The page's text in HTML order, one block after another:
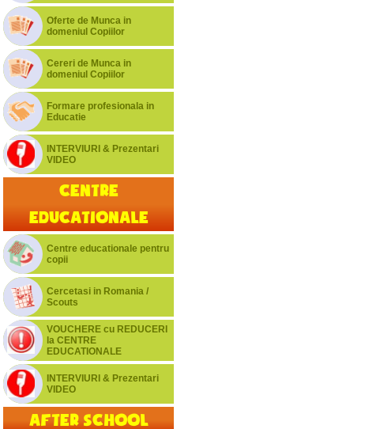
Oferte de Munca in
domeniul Copiilor
Cereri de Munca in
domeniul Copiilor
Formare profesionala in
Educatie
INTERVIURI & Prezentari
VIDEO
Centre
educationale
Centre educationale pentru
copii
Cercetasi in Romania /
Scouts
VOUCHERE cu REDUCERI
la CENTRE
EDUCATIONALE
INTERVIURI & Prezentari
VIDEO
After School